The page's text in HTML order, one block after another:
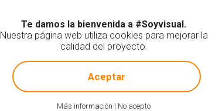
Te damos la bienvenida a #Soyvisual.
Nuestra página web utiliza cookies para mejorar la
calidad del proyecto.
Más información | No acepto
! Not valid!
Aceptar